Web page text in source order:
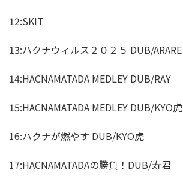
12:SKIT
13:ハクナウィルス２０２５ DUB/ARARE
14:HACNAMATADA MEDLEY DUB/RAY
15:HACNAMATADA MEDLEY DUB/KYO虎
16:ハクナが燃やす DUB/KYO虎
17:HACNAMATADAの勝負！DUB/寿君